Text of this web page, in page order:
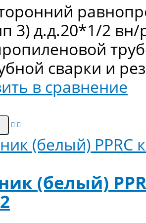
3) д.д.20*1/2
сварки и
в сравнение
(белый)